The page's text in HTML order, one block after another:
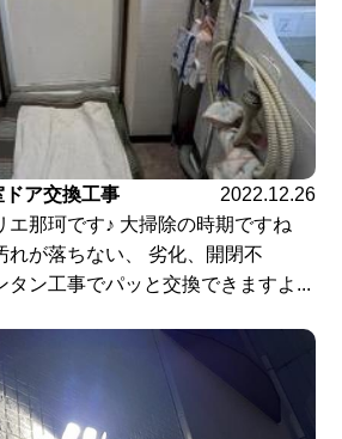
ドア交換工事
2022.12.26
エ那珂です♪ 大掃除の時期ですね
れが落ちない、 劣化、開閉不
タン工事でパッと交換できますよ...